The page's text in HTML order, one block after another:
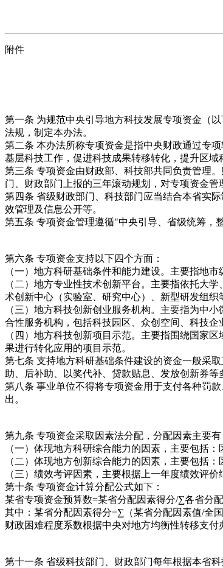
附件
第一条 为规范中央引导地方科技发展专项资金（
法规，制定本办法。
第二条 本办法所称专项资金是指中央财政通过专
基层科技工作，促进科技成果转移转化，提升区域
第三条 专项资金由财政部、科技部共同负责管理
门、财政部门上报的三年滚动规划，对专项资金管
第四条 省级财政部门、科技部门应当结合本省实
效管理及信息公开等。
第五条 专项资金管理遵循"中央引导、省级统筹，
第六条 专项资金支持以下四个方面：
（一）地方科研基础条件和能力建设。主要指地
（二）地方专业性技术创新平台。主要指依托大
术创新中心（实验室、研究中心）、新型研发组织
（三）地方科技创新创业服务机构。主要指为中
合性服务机构，包括科技园区、众创空间、科技
（四）地方科技创新项目示范。主要指围绕国家
果进行转化应用的项目示范。
第七条 支持地方科研基础条件建设的资金一般采
助、后补助、以奖代补、贷款贴息、发放创新券等
第八条 事业单位不得将专项资金用于支付各种罚
出。
第九条 专项资金采取因素法分配，分配因素主要有
（一）体现地方科研综合能力的因素，主要包括
（二）体现地方创新综合能力的因素，主要包括
（三）绩效考评因素，主要根据上一年度绩效评
第十条 专项资金计算分配公式如下：
某省专项资金预算数=某省分配因素得分/∑各省分
其中：某省分配因素得分=∑（某省分配因素值/全
财政困难程度系数根据中央对地方均衡性转移支付
第十一条 省级科技部门、财政部门每年根据本省